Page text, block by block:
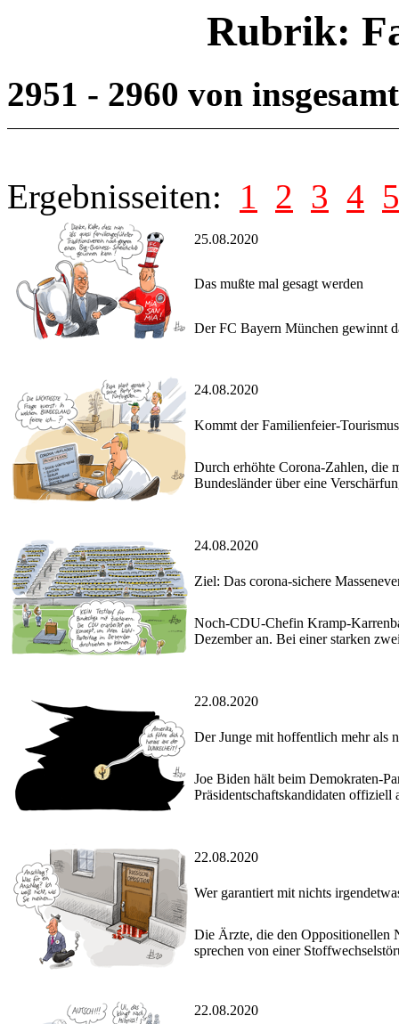
Rubrik:
2951 - 2960 von
Ergebnisseiten: 1 2 3 4 5
25.08.2020
Das mußte mal gesagt werden
Der FC Bayern München gewinnt
24.08.2020
Kommt der Familienfeier-
Durch erhöhte Corona-Zahlen, die
Bundesländer über eine
24.08.2020
Ziel: Das corona-sichere
Noch-CDU-Chefin Kramp-
Dezember an. Bei einer starken
22.08.2020
Der Junge mit hoffentlich mehr als
Joe Biden hält beim Demokraten-
Präsidentschaftskandidaten offiziell
22.08.2020
Wer garantiert mit nichts
Die Ärzte, die den Oppositionellen
sprechen von einer
22.08.2020